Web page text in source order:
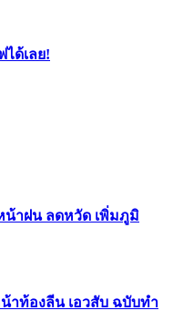
ได้เลย!
าฝน ลดหวัด เพิ่มภูมิ
าท้องลีน เอวสับ ฉบับทำ